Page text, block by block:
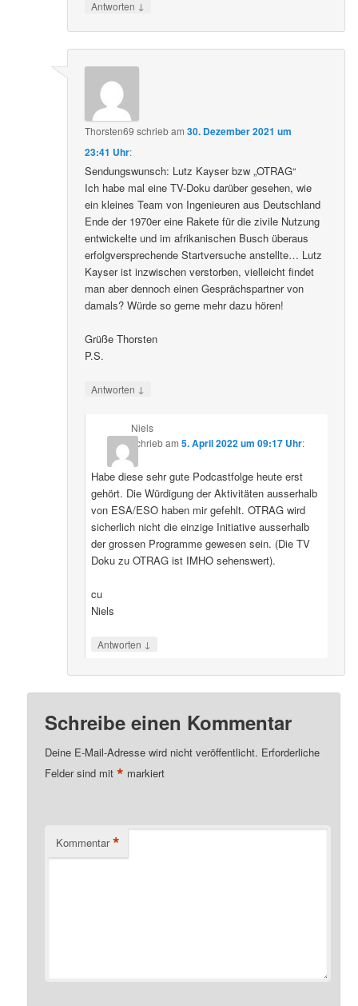
Antworten ↓
Thorsten69 schriebam30. Dezember 2021 um
23:41 Uhr:
Sendungswunsch: Lutz Kayser bzw „OTRAG“
Ich habe mal eine TV-Doku darüber gesehen, wie
ein kleines Team von Ingenieuren aus Deutschland
Ende der 1970er eine Rakete für die zivile Nutzung
entwickelte und im afrikanischen Busch überaus
erfolgversprechende Startversuche anstellte… Lutz
Kayser ist inzwischen verstorben, vielleicht findet
man aber dennoch einen Gesprächspartner von
damals? Würde so gerne mehr dazu hören!
Grüße Thorsten
P.S.
Antworten ↓
Niels
schriebam 5. April 2022 um 09:17 Uhr:
Habe diese sehr gute Podcastfolge heute erst
gehört. Die Würdigung der Aktivitäten ausserhalb
von ESA/ESO haben mir gefehlt. OTRAG wird
sicherlich nicht die einzige Initiative ausserhalb
der grossen Programme gewesen sein. (Die TV
Doku zu OTRAG ist IMHO sehenswert).
cu
Niels
Antworten ↓
Schreibe einen Kommentar
Deine E-Mail-Adresse wird nicht veröffentlicht. Erforderliche
Felder sind mit* markiert
Kommentar *